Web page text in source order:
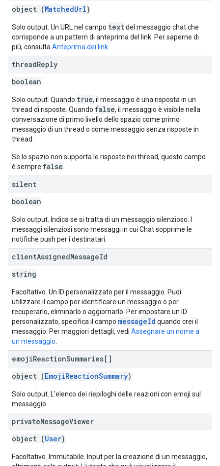
object (MatchedUrl)
Solo output. Un URL nel campo textdel messaggio chat che
corrisponde a un pattern di anteprima del link. Per saperne di
più, consulta Anteprima dei link
threadReply
boolean
Solo output. Quando true, il messaggio è una risposta in un
thread di risposte. Quando false, il messaggio è visibile nella
conversazione di primo livello dello spazio come primo
messaggio di un thread o come messaggio senza risposte in
thread.
Se lo spazio non supporta le risposte nei thread, questo campo
è sempre false
silent
boolean
Solo output. Indica se si tratta di un messaggio silenzioso. I
messaggi silenziosi sono messaggi in cui Chat sopprime le
notifiche push per i destinatari.
clientAssignedMessageId
string
Facoltativo. Un ID personalizzato per il messaggio. Puoi
utilizzare il campo per identificare un messaggio o per
recuperarlo, eliminarlo o aggiornarlo. Per impostare un ID
personalizzato, specifica il campo messageId quando crei il
messaggio. Per maggiori dettagli, vedi Assegnare un nome a
un messaggio
emojiReactionSummaries[]
object (EmojiReactionSummary)
Solo output. L'elenco dei riepiloghi delle reazioni con emoji sul
messaggio.
privateMessageViewer
object (User)
Facoltativo. Immutabile. Input per la creazione di un messaggio,